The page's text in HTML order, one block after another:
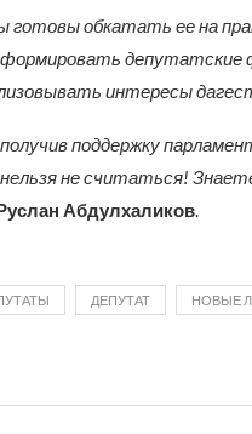
готовы обкатать ее на
интересы
поддержку
не считаться!
Абдулхаликов.
ДЕПУТАТ НОВЫЕ